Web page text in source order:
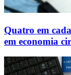
Quatro em
em economia